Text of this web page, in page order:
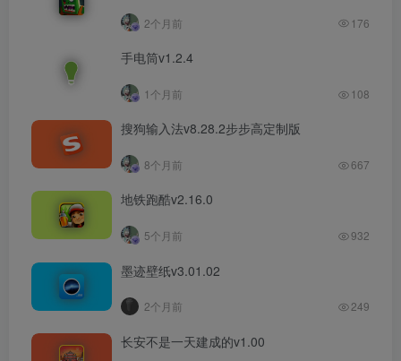
2个月前 176
手电筒v1.2.4
1个月前 108
搜狗输入法v8.28.2步步高定制版
8个月前 667
地铁跑酷v2.16.0
5个月前 932
墨迹壁纸v3.01.02
2个月前 249
长安不是一天建成的v1.00